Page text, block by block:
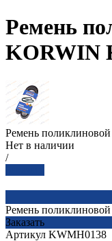
Ремень
KORWIN
Ремень
Нет в наличии
/
Ремень
Заказать
Артикул KWMH0138